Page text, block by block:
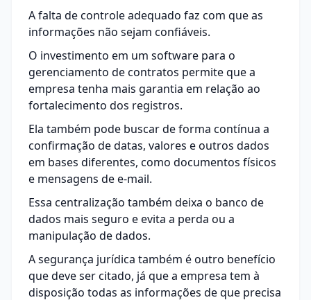
A falta de controle adequado faz com que as
informações não sejam confiáveis.
O investimento em um software para o
gerenciamento de contratos permite que a
empresa tenha mais garantia em relação ao
fortalecimento dos registros.
Ela também pode buscar de forma contínua a
confirmação de datas, valores e outros dados
em bases diferentes, como documentos físicos
e mensagens de e-mail.
Essa centralização também deixa o banco de
dados mais seguro e evita a perda ou a
manipulação de dados.
A segurança jurídica também é outro benefício
que deve ser citado, já que a empresa tem à
disposição todas as informações de que precisa